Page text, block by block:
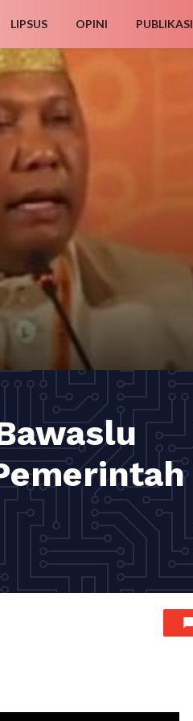
LIPSUS OPINI PUBLIKASI